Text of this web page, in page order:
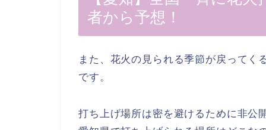
者から予想！
また、花火の見られる季節が戻ってく
です。
打ち上げ場所は密を避けるために非公